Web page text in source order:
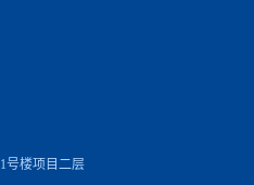
号楼项目二层